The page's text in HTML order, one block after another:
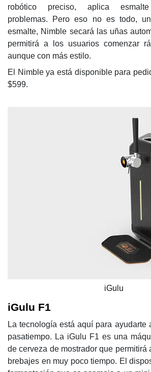
robótico preciso, aplica
problemas. Pero eso no es todo,
esmalte, Nimble secará las uñas
permitirá a los usuarios comenzar
aunque con más estilo.
El Nimble ya está disponible para
$599.
iGulu
iGulu F1
La tecnología está aquí para ayudarte
pasatiempo. La iGulu F1 es una
de cerveza de mostrador que permitirá
brebajes en muy poco tiempo. El